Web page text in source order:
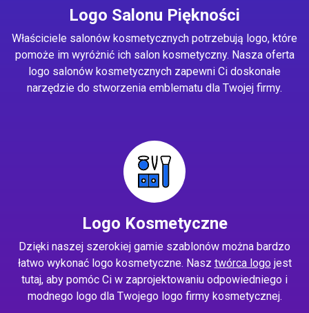
Logo Salonu Piękności
Właściciele salonów kosmetycznych potrzebują logo, które
pomoże im wyróżnić ich salon kosmetyczny. Nasza oferta
logo salonów kosmetycznych zapewni Ci doskonałe
narzędzie do stworzenia emblematu dla Twojej firmy.
Logo Kosmetyczne
Dzięki naszej szerokiej gamie szablonów można bardzo
łatwo wykonać logo kosmetyczne. Nasz twórca logojest
tutaj, aby pomóc Ci w zaprojektowaniu odpowiedniego i
modnego logo dla Twojego logo firmy kosmetycznej.